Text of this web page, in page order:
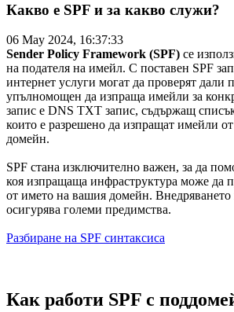
Какво е SPF и за какво служи?
06 May 2024, 16:37:33
Sender Policy Framework (SPF) се
на подателя на имейл. С поставен SPF
интернет услуги могат да проверят дали
упълномощен да изпраща имейли за
запис е DNS TXT запис, съдържащ
които е разрешено да изпращат имейли
домейн.
SPF стана изключително важен, за да
коя изпращаща инфраструктура може да
от името на вашия домейн. Внедряването
осигурява големи предимства.
Разбиране на SPF синтаксиса
Как работи SPF с